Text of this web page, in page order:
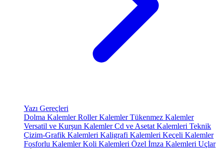
Yazı Gereçleri
Dolma KalemlerRoller KalemlerTükenmez Kalemler
Versatil ve Kurşun KalemlerCd ve Asetat Kalemleri Teknik
Çizim-Grafik Kalemleri Kaligrafi Kalemleri Keçeli Kalemler
Fosforlu KalemlerKoli Kalemleri Özel İmza Kalemleri Uçlar